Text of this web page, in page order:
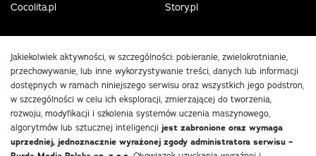
Cocolita.pl
Story.pl
Jakiekolwiek aktywności, w szczególności: pobieranie, zwielokrotnianie,
przechowywanie, lub inne wykorzystywanie treści, danych lub informacji
dostępnych w ramach niniejszego serwisu oraz wszystkich jego podstron,
w szczególności w celu ich eksploracji, zmierzającej do tworzenia,
rozwoju, modyfikacji i szkolenia systemów uczenia maszynowego,
algorytmów lub sztucznej inteligencji jest zabronione oraz wymaga
uprzedniej, jednoznacznie wyrażonej zgody administratora serwisu –